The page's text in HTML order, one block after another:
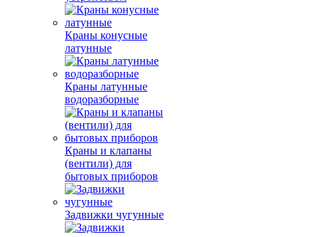
Краны конусные
латунные
Краны латунные
водоразборные
Краны и клапаны
(вентили) для
бытовых приборов
Задвижки чугунные